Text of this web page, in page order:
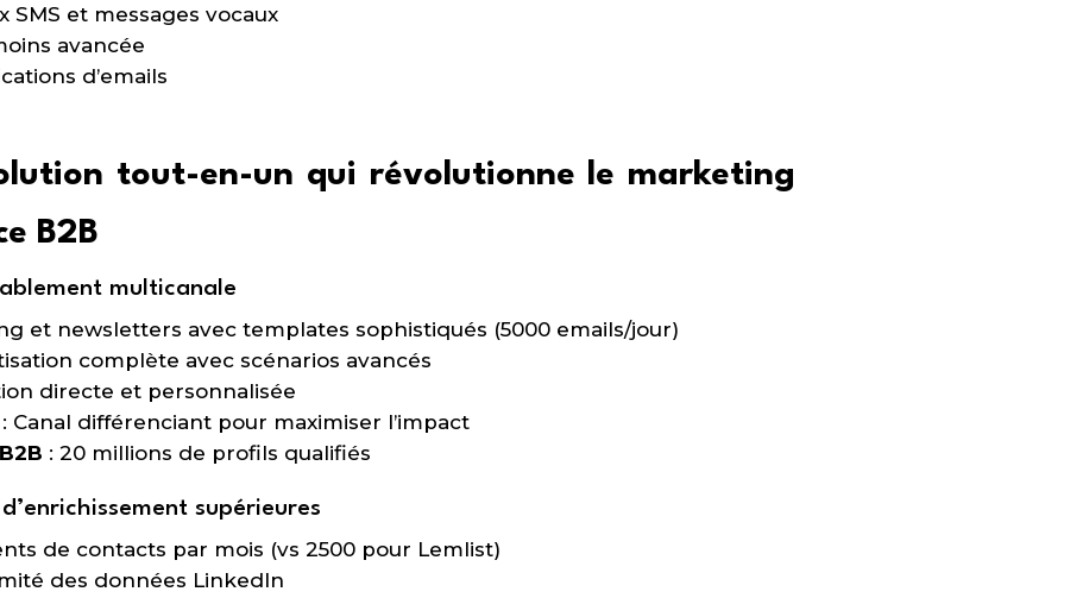
SMS et messages vocaux
avancée
d’emails
tout-en-un qui révolutionne le marketing
B2B
multicanale
et newsletters avec templates sophistiqués (5000 emails/jour)
complète avec scénarios avancés
directe et personnalisée
: Canal différenciant pour maximiser l’impact
: 20 millions de profils qualifiés
supérieures
de contacts par mois (vs 2500 pour Lemlist)
des données LinkedIn